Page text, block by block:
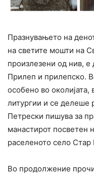
Празнувањето на
на светите мошти на
произлезени од нив, е
Прилеп и прилепско.
особено во
литургии и се делеше
Петрески пишува за
манастирот посветен
раселеното село Стар
Во продолжение